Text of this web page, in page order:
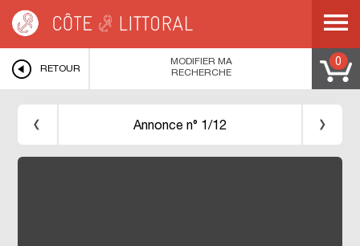
ROUSSILLON> HERAULT VILLENEUVE LES MAGUELONE
APPARTEMENT
T3 40 M2 BORD DE MER VILLENEUVE LES MAGUELONE
RETOUR
0
MODIFIER MA
RECHERCHE
Annonce n° 1/12